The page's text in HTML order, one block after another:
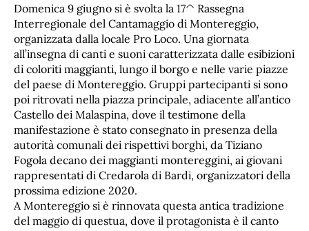
Domenica 9 giugno si è svolta la 17^ Rassegna
Interregionale del Cantamaggio di Montereggio,
organizzata dalla locale Pro Loco. Una giornata
all’insegna di canti e suoni caratterizzata dalle esibizioni
di coloriti maggianti, lungo il borgo e nelle varie piazze
del paese di Montereggio. Gruppi partecipanti si sono
poi ritrovati nella piazza principale, adiacente all’antico
Castello dei Malaspina, dove il testimone della
manifestazione è stato consegnato in presenza della
autorità comunali dei rispettivi borghi, da Tiziano
Fogola decano dei maggianti montereggini, ai giovani
rappresentati di Credarola di Bardi, organizzatori della
prossima edizione 2020.
A Montereggio si è rinnovata questa antica tradizione
del maggio di questua, dove il protagonista è il canto